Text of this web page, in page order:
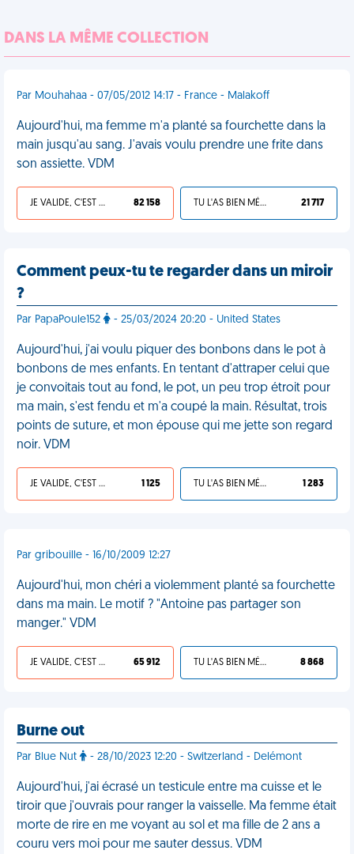
DANS LA MÊME COLLECTION
Par Mouhahaa - 07/05/2012 14:17 - France - Malakoff
Aujourd'hui, ma femme m'a planté sa fourchette dans la
main jusqu'au sang. J'avais voulu prendre une frite dans
son assiette. VDM
JE VALIDE, C'EST UNE VDM 82 158 TU L'AS BIEN MÉRITÉ 21 717
Comment peux-tu te regarder dans un miroir
?
Par PapaPoule152 - 25/03/2024 20:20 - United States
Aujourd'hui, j'ai voulu piquer des bonbons dans le pot à
bonbons de mes enfants. En tentant d'attraper celui que
je convoitais tout au fond, le pot, un peu trop étroit pour
ma main, s'est fendu et m'a coupé la main. Résultat, trois
points de suture, et mon épouse qui me jette son regard
noir. VDM
JE VALIDE, C'EST UNE VDM 1 125 TU L'AS BIEN MÉRITÉ 1 283
Par gribouille - 16/10/2009 12:27
Aujourd'hui, mon chéri a violemment planté sa fourchette
dans ma main. Le motif ? "Antoine pas partager son
manger." VDM
JE VALIDE, C'EST UNE VDM 65 912 TU L'AS BIEN MÉRITÉ 8 868
Burne out
Par Blue Nut - 28/10/2023 12:20 - Switzerland - Delémont
Aujourd'hui, j'ai écrasé un testicule entre ma cuisse et le
tiroir que j'ouvrais pour ranger la vaisselle. Ma femme était
morte de rire en me voyant au sol et ma fille de 2 ans a
couru vers moi pour me sauter dessus. VDM